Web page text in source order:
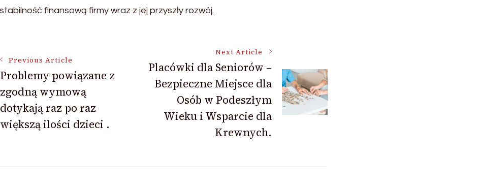
finansową firmy wraz z jej przyszły rozwój.
Previous Article
Problemy powiązane z
zgodną wymową
dotykają raz po raz
większą ilości dzieci .
Next Article
Placówki dla Seniorów –
Bezpieczne Miejsce dla
Osób w Podeszłym
Wieku i Wsparcie dla
Krewnych.